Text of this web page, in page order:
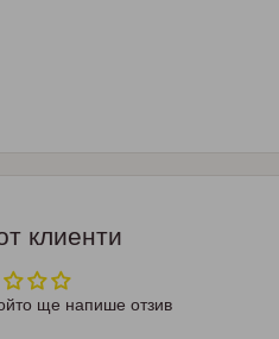
клиенти
ще напише отзив